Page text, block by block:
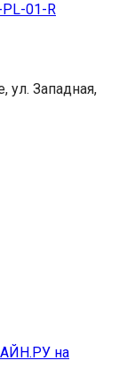
01-R
ул. Западная,